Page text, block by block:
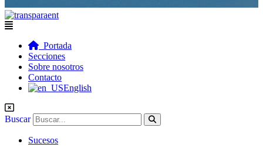
Flyout
Portada
Secciones
Sobre nosotros
Contacto
English
Buscar
Sucesos